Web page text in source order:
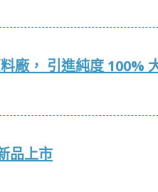
廠， 引進純度 100%
品上市